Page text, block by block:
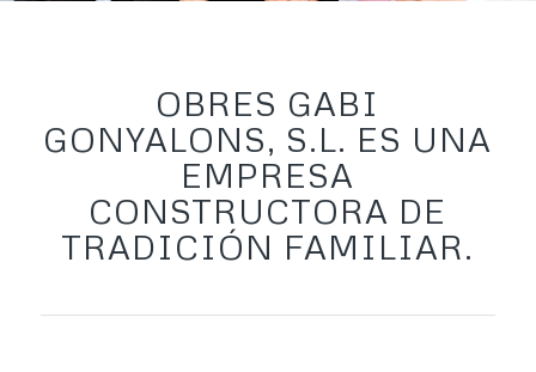
OBRES GABI
GONYALONS, S.L. ES UNA
EMPRESA
CONSTRUCTORA DE
TRADICIÓN FAMILIAR.